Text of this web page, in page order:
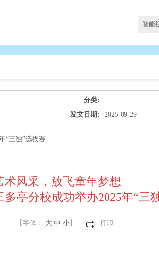
分类:
发文日期: 2025-09-29
“三独”选拔赛
术风采，放飞童年梦想
亭分校成功举办2025年“三
【字体： 大 中 小】 打印